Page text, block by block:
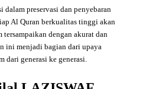
preservasi dan penyebaran
Al Quran berkualitas tinggi akan
tersampaikan dengan akurat dan
ini menjadi bagian dari upaya
dari generasi ke generasi.